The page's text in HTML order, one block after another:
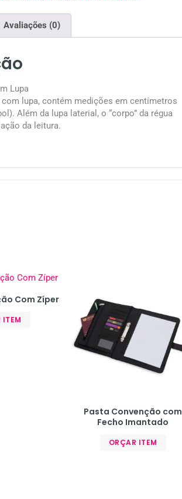
Avaliações (0)
Lupa
com lupa, contém medições em centímetros
Além da lupa laterial, o “corpo” da régua
da leitura.
Com Zíper
ITEM
Pasta Convenção com
Fecho Imantado
ORÇAR ITEM